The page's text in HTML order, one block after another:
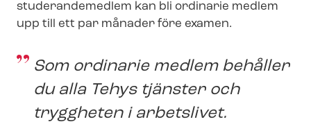
studerandemedlem kan bli ordinarie medlem
upp till ett par månader före examen.
Som ordinarie medlem behåller
du alla Tehys tjänster och
tryggheten i arbetslivet.